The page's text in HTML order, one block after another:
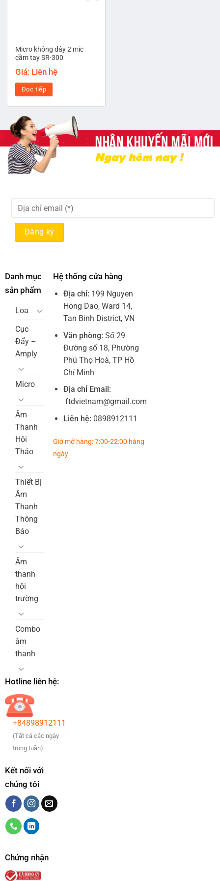
Micro không dây 2 mic
cầm tay SR-300
Giá: Liên hệ
Đọc tiếp
Danh mục
sản phẩm
Loa
Cục
Đẩy –
Amply
Micro
Âm
Thanh
Hội
Thảo
Thiết Bị
Âm
Thanh
Thông
Báo
Âm
thanh
hội
trường
Combo
âm
thanh
Hệ thống cửa hàng
Địa chỉ: 199 Nguyen
Hong Dao, Ward 14,
Tan Binh District, VN
Văn phòng: Số 29
Đường số 18, Phường
Phú Thọ Hoà, TP Hồ
Chí Minh
Địa chỉ Email:
ftdvietnam@gmail.com
Liên hệ: 0898912111
Giờ mở hàng: 7:00-22:00 hàng
ngày
Hotline liên hệ:
+84898912111
(Tất cả các ngày
trong tuần)
Kết nối với
chúng tôi
Chứng nhận